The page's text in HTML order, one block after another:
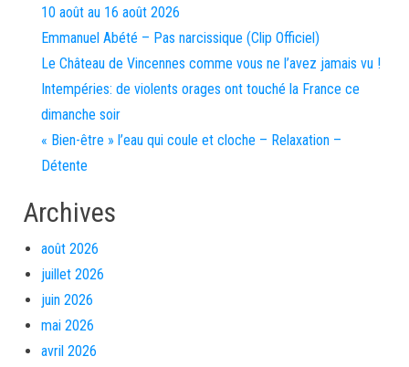
10 août au 16 août 2026
Emmanuel Abété – Pas narcissique (Clip Officiel)
Le Château de Vincennes comme vous ne l’avez jamais vu !
Intempéries: de violents orages ont touché la France ce
dimanche soir
« Bien-être » l’eau qui coule et cloche – Relaxation –
Détente
Archives
août 2026
juillet 2026
juin 2026
mai 2026
avril 2026